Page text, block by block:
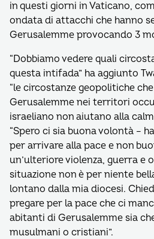
in questi giorni in Vaticano,
ondata di attacchi che hanno
Gerusalemme provocando 3
“Dobbiamo vedere quali
questa intifada” ha aggiunto
“le circostanze geopolitiche
Gerusalemme nei territori
israeliano non aiutano alla
“Spero ci sia buona volontà –
per arrivare alla pace e non
un’ulteriore violenza, guerra e
situazione non è per niente
lontano dalla mia diocesi.
pregare per la pace che ci
abitanti di Gerusalemme sia
musulmani o cristiani”.